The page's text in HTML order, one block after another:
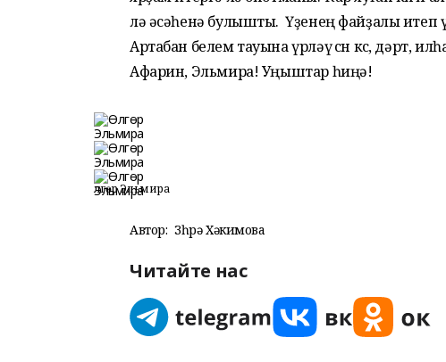
лә әсәһенә булышты. Үҙенең файҙалы итеп
Артабан белем тауына үрләү өсөн көс, дәрт,
Афарин, Эльмира! Уңыштар һиңә!
Өлгөр Эльмира
Автор: Зөһрә Хәкимова
Читайте нас